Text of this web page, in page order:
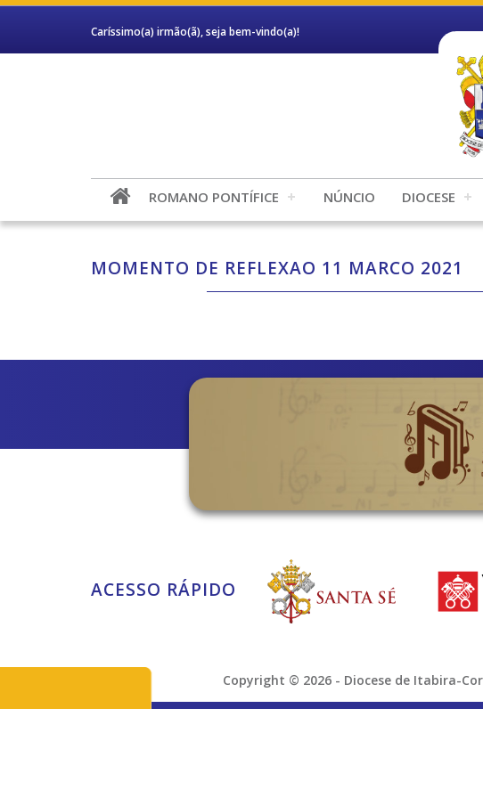
Caríssimo(a) irmão(ã), seja bem-vindo(a)!
ROMANO PONTÍFICE NÚNCIO DIOCESE
MOMENTO DE REFLEXAO 11 MARCO 2021
ACESSO RÁPIDO
Copyright © 2026 - Diocese de